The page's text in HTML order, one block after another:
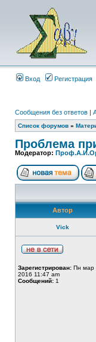
Вход Регистрация
Сообщения без ответов |
Список форумов »
Проблема
Модератор:
Автор
Vick
Зарегистрирован: Пн мар
2016 11:47 am
Сообщений: 1